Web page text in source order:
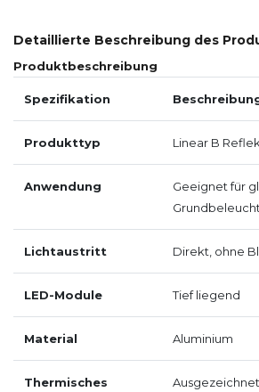
Detaillierte Beschreibung des
Produktbeschreibung
Spezifikation
Produkttyp Linear B
Anwendung
Geeignet für
Lichtaustritt Direkt, ohne
LED-Module Tief liegend
Material Aluminium
Thermisches Ausgezeichnet